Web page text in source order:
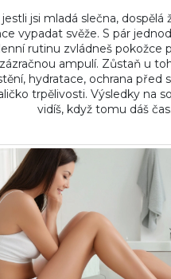
jsi mladá slečna, dospělá
vypadat svěže. S pár
rutinu zvládneš pokožce
ampulí. Zůstaň u
hydratace, ochrana před
trpělivosti. Výsledky na
vidíš, když tomu dáš čas.